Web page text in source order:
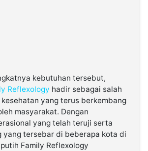
kebutuhan tersebut,
Reflexology hadir sebagai salah
yang terus berkembang
masyarakat. Dengan
yang telah teruji serta
yang tersebar di beberapa kota di
Family Reflexology